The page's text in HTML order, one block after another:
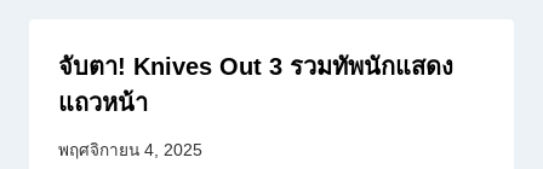
จับตา! Knives Out 3 รวมทัพนักแสดง
แถวหน้า
พฤศจิกายน 4, 2025